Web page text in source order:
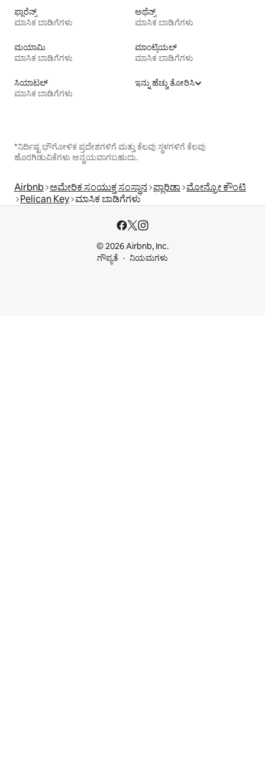
ಫ್ಲಾರೆನ್ಸ್
ಮಾಸಿಕ ಬಾಡಿಗೆಗಳು
ಅಥೆನ್ಸ್
ಮಾಸಿಕ ಬಾಡಿಗೆಗಳು
ಮಯಾಮಿ
ಮಾಸಿಕ ಬಾಡಿಗೆಗಳು
ಮಾಂಟ್ರಿಯಲ್
ಮಾಸಿಕ ಬಾಡಿಗೆಗಳು
ಸಿಯಾಟಲ್
ಮಾಸಿಕ ಬಾಡಿಗೆಗಳು
ಇನ್ನು ಹೆಚ್ಚು ತೋರಿಸಿ
*ನಿರ್ದಿಷ್ಟ ಭೌಗೋಳಿಕ ಪ್ರದೇಶಗಳಿಗೆ ಮತ್ತು ಕೆಲವು ಸ್ಥಳಗಳಿಗೆ ಕೆಲವು
ಹೊರಗಿಡುವಿಕೆಗಳು ಅನ್ವಯವಾಗಬಹುದು.
Airbnb ಅಮೇರಿಕ ಸಂಯುಕ್ತ ಸಂಸ್ಥಾನ ಫ್ಲಾರಿಡಾ ಮೋನ್ರೋ ಕೌಂಟಿ
Pelican Key ಮಾಸಿಕ ಬಾಡಿಗೆಗಳು
© 2026 Airbnb, Inc.
ಗೌಪ್ಯತೆ
ನಿಯಮಗಳು